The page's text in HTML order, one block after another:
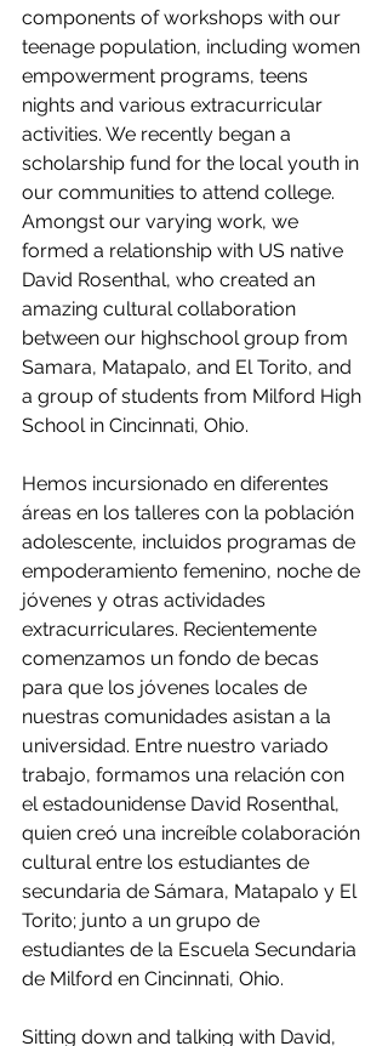
components of workshops with our
teenage population, including women
empowerment programs, teens
nights and various extracurricular
activities. We recently began a
scholarship fund for the local youth in
our communities to attend college.
Amongst our varying work, we
formed a relationship with US native
David Rosenthal, who created an
amazing cultural collaboration
between our highschool group from
Samara, Matapalo, and El Torito, and
a group of students from Milford High
School in Cincinnati, Ohio.
Hemos incursionado en diferentes
áreas en los talleres con la población
adolescente, incluidos programas de
empoderamiento femenino, noche de
jóvenes y otras actividades
extracurriculares. Recientemente
comenzamos un fondo de becas
para que los jóvenes locales de
nuestras comunidades asistan a la
universidad. Entre nuestro variado
trabajo, formamos una relación con
el estadounidense David Rosenthal,
quien creó una increíble colaboración
cultural entre los estudiantes de
secundaria de Sámara, Matapalo y El
Torito; junto a un grupo de
estudiantes de la Escuela Secundaria
de Milford en Cincinnati, Ohio.
Sitting down and talking with David,